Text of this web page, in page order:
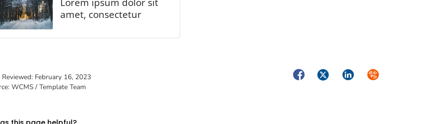
amet, consectetur
February 16, 2023
WCMS / Template Team
FacebookTwitterLinkedInSyndicate